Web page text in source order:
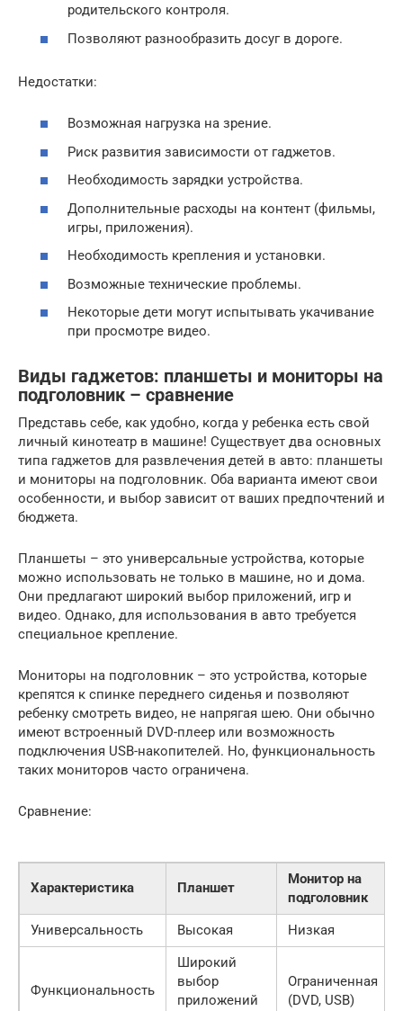
родительского контроля.
Позволяют разнообразить досуг в дороге.
Недостатки:
Возможная нагрузка на зрение.
Риск развития зависимости от гаджетов.
Необходимость зарядки устройства.
Дополнительные расходы на контент (фильмы,
игры, приложения).
Необходимость крепления и установки.
Возможные технические проблемы.
Некоторые дети могут испытывать укачивание
при просмотре видео.
Виды гаджетов: планшеты и мониторы на
подголовник – сравнение
Представь себе, как удобно, когда у ребенка есть свой
личный кинотеатр в машине! Существует два основных
типа гаджетов для развлечения детей в авто: планшеты
и мониторы на подголовник. Оба варианта имеют свои
особенности, и выбор зависит от ваших предпочтений и
бюджета.
Планшеты – это универсальные устройства, которые
можно использовать не только в машине, но и дома.
Они предлагают широкий выбор приложений, игр и
видео. Однако, для использования в авто требуется
специальное крепление.
Мониторы на подголовник – это устройства, которые
крепятся к спинке переднего сиденья и позволяют
ребенку смотреть видео, не напрягая шею. Они обычно
имеют встроенный DVD-плеер или возможность
подключения USB-накопителей. Но, функциональность
таких мониторов часто ограничена.
Сравнение:
Характеристика Планшет
Монитор на
подголовник
Универсальность
Высокая Низкая
Функциональность
Широкий
выбор
приложений
Ограниченная
(DVD, USB)